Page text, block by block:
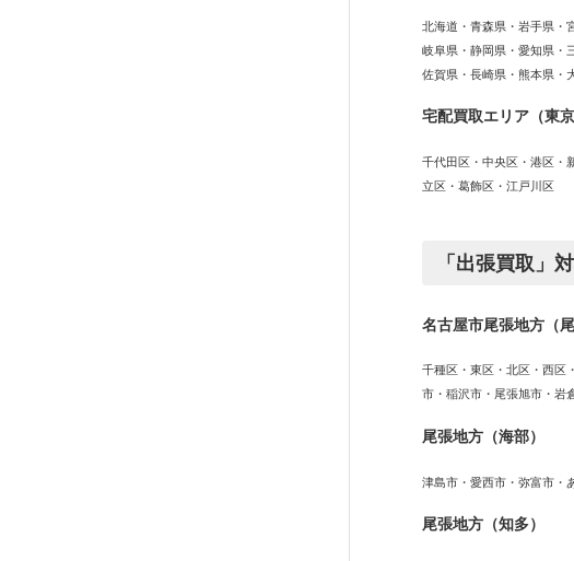
北海道・青森県・岩手県・
岐阜県・静岡県・愛知県・
佐賀県・長崎県・熊本県・
宅配買取エリア（東京
千代田区・中央区・港区・
立区・葛飾区・江戸川区
「出張買取」
名古屋市尾張地方（尾
千種区・東区・北区・西区
市・稲沢市・尾張旭市・岩
尾張地方（海部）
津島市・愛西市・弥富市・
尾張地方（知多）